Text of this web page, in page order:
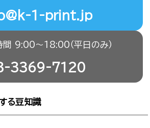
1-print.jp
間 9:00〜18:00（平日のみ）
3369-7120
る豆知識